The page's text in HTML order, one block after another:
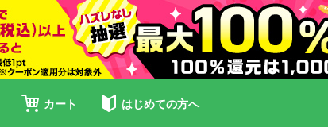
カート はじめての方へ